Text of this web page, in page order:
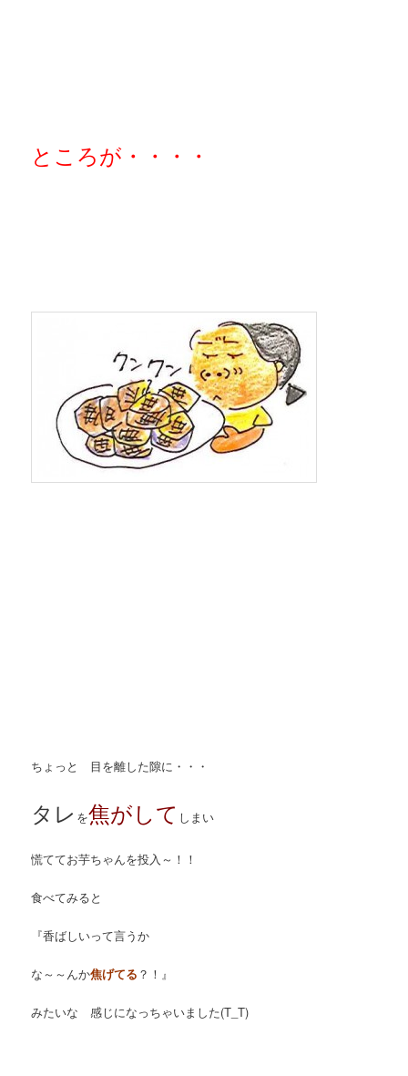
ところが・・・・
ちょっと 目を離した隙に・・・
タレ を焦がして しまい
慌ててお芋ちゃんを投入～！！
食べてみると
『香ばしいって言うか
な～～んか焦げてる ？！』
みたいな 感じになっちゃいました(T_T)